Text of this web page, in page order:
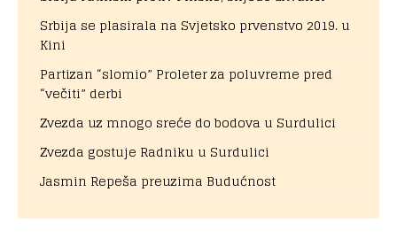
Srbija se plasirala na Svjetsko prvenstvo 2019. u
Kini
Partizan “slomio” Proleter za poluvreme pred
“večiti” derbi
Zvezda uz mnogo sreće do bodova u Surdulici
Zvezda gostuje Radniku u Surdulici
Jasmin Repeša preuzima Budućnost